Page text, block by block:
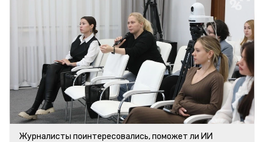
Журналисты поинтересовались, поможет ли ИИ